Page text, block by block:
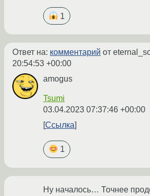
1
Ответ на: комментарий от
20:54:53 +00:00
amogus
Tsumi
03.04.2023 07:37:46 +00:00
Ссылка
1
Ну началось… Точнее